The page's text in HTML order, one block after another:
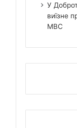
У
виїзне
МВС